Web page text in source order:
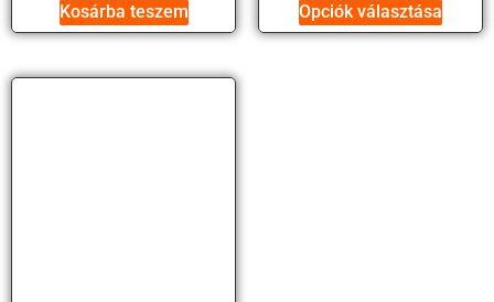
Kosárba teszem Opciók választása